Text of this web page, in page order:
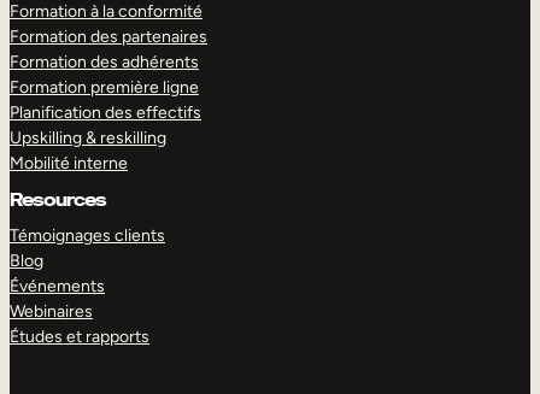
Formation à la conformité
Formation des partenaires
Formation des adhérents
Formation première ligne
Planification des effectifs
Upskilling & reskilling
Mobilité interne
Resources
Témoignages clients
Blog
Événements
Webinaires
Études et rapports